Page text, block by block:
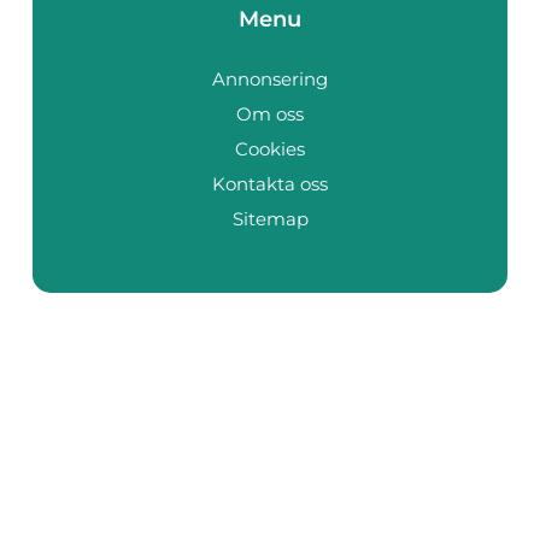
Menu
Annonsering
Om oss
Cookies
Kontakta oss
Sitemap